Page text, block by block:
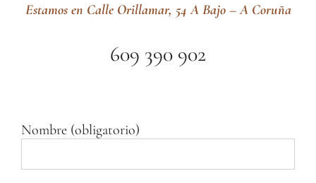
Estamos en Calle Orillamar, 54 A Bajo – A Coruña
609 390 902
Nombre (obligatorio)